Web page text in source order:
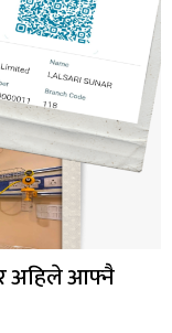
अहिले आफ्नै